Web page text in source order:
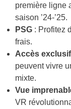
première ligne
saison ’24-’25.
PSG : Profitez
frais.
Accès exclusif
peuvent vivre
mixte.
Vue
VR